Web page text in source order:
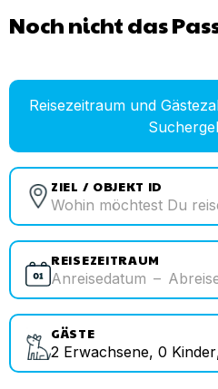
Noch nicht das
Reisezeitraum und
ZIEL / OBJEKT ID
REISEZEITRAUM
Anreisedatum –
GÄSTE
2 Erwachsene, 0 Kinder